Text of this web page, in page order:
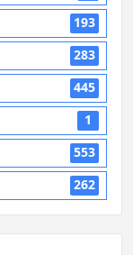
193
283
445
1
553
262